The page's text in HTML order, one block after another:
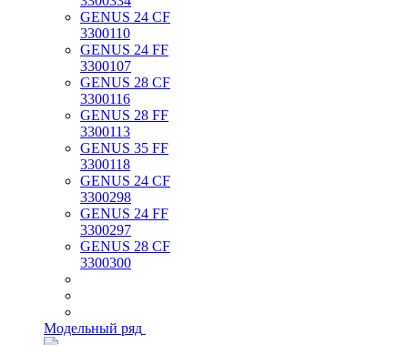
GENUS 24 CF
3300110
GENUS 24 FF
3300107
GENUS 28 CF
3300116
GENUS 28 FF
3300113
GENUS 35 FF
3300118
GENUS 24 CF
3300298
GENUS 24 FF
3300297
GENUS 28 CF
3300300
Модельный ряд